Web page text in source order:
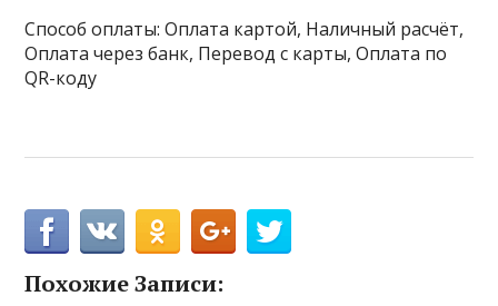
Способ оплаты: Оплата картой, Наличный расчёт,
Оплата через банк, Перевод с карты, Оплата по
QR-коду
Похожие Записи: